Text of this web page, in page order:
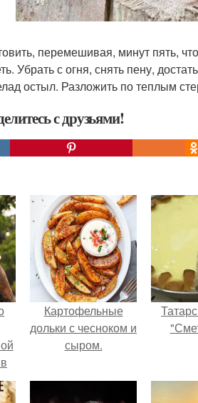
перемешивая, минут пять,
Убрать с огня, снять пену,
остыл. Разложить по теплым
с друзьями!
Картофельные
дольки с чесноком и
сыром.